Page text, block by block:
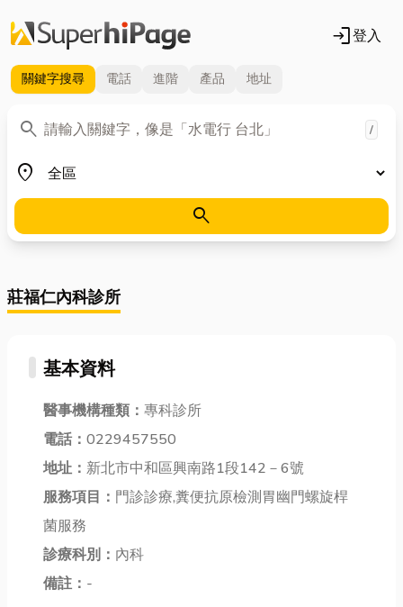
login登入
關鍵字搜尋 電話 進階 產品 地址
search
關鍵字 /
place
地區
search
莊福仁內科診所
基本資料
醫事機構種類： 專科診所
電話： 0229457550
地址： 新北市中和區興南路1段142－6號
服務項目： 門診診療,糞便抗原檢測胃幽門螺旋桿
菌服務
診療科別： 內科
備註： -